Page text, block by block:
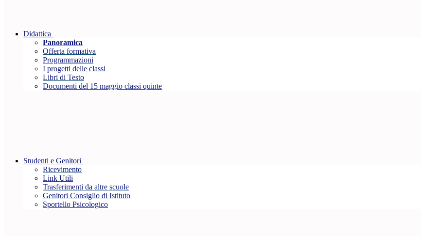
Didattica
Panoramica
Offerta formativa
Programmazioni
I progetti delle classi
Libri di Testo
Documenti del 15 maggio classi quinte
Studenti e Genitori
Ricevimento
Link Utili
Trasferimenti da altre scuole
Genitori Consiglio di Istituto
Sportello Psicologico